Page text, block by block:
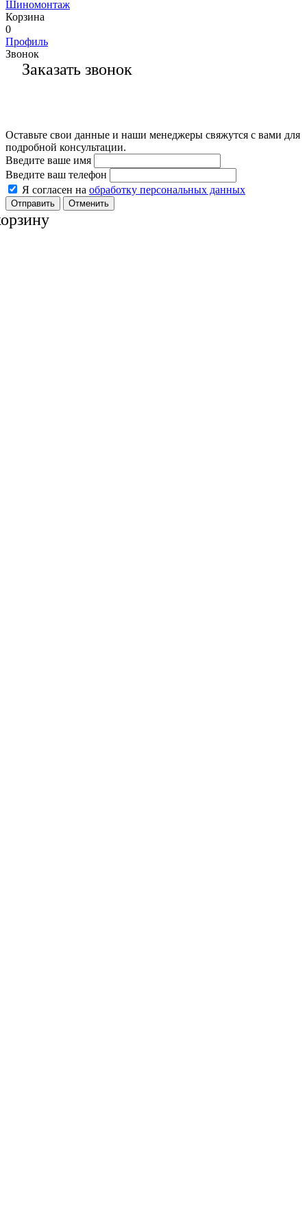
Шиномонтаж
Корзина
0
Профиль
Звонок
Заказать звонок
Оставьте свои данные и наши менеджеры свяжутся с вами для
подробной консультации.
Введите ваше имя
Введите ваш телефон
Я согласен на обработку персональных данных
Отменить